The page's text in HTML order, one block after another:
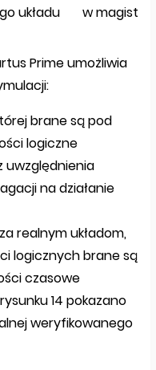
układu
w
Prime umożliwia
brane są pod
logiczne
uwzględnienia
na działanie
realnym układom,
logicznych brane są
czasowe
14 pokazano
weryfikowanego